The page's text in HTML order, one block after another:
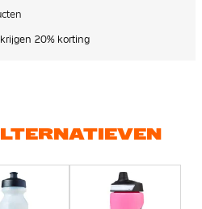
20% korting